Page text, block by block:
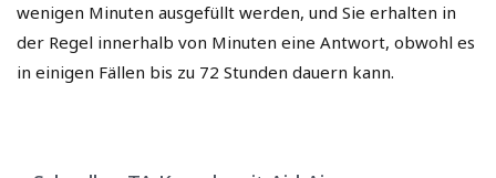
wenigen Minuten ausgefüllt werden, und Sie erhalten in
der Regel innerhalb von Minuten eine Antwort, obwohl es
in einigen Fällen bis zu 72 Stunden dauern kann.